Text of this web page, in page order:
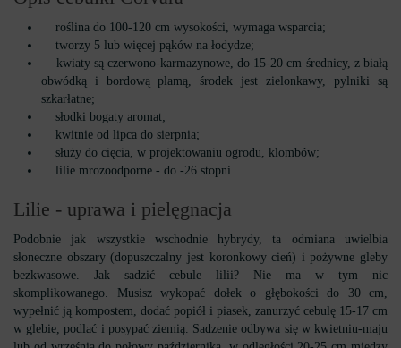
roślina do 100-120 cm wysokości, wymaga wsparcia;
tworzy 5 lub więcej pąków na łodydze;
kwiaty są czerwono-karmazynowe, do 15-20 cm średnicy, z białą
obwódką i bordową plamą, środek jest zielonkawy, pylniki są
szkarłatne;
słodki bogaty aromat;
kwitnie od lipca do sierpnia;
służy do cięcia, w projektowaniu ogrodu, klombów;
lilie mrozoodporne - do -26 stopni.
Lilie - uprawa i pielęgnacja
Podobnie jak wszystkie wschodnie hybrydy, ta odmiana uwielbia
słoneczne obszary (dopuszczalny jest koronkowy cień) i pożywne gleby
bezkwasowe. Jak sadzić cebule lilii? Nie ma w tym nic
skomplikowanego. Musisz wykopać dołek o głębokości do 30 cm,
wypełnić ją kompostem, dodać popiół i piasek, zanurzyć cebulę 15-17 cm
w glebie, podlać i posypać ziemią. Sadzenie odbywa się w kwietniu-maju